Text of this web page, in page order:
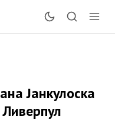
Јанкулоска